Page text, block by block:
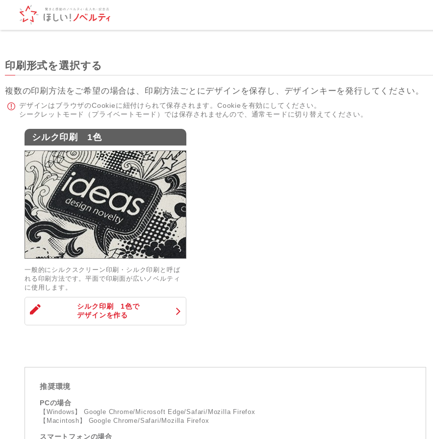
印刷形式を選択する
複数の印刷方法をご希望の場合は、印刷方法ごとにデザインを保存し、デザインキーを発行してください。
デザインはブラウザのCookieに紐付けられて保存されます。Cookieを有効にしてください。
シークレットモード（プライベートモード）では保存されませんので、通常モードに切り替えてください。
シルク印刷 1色
一般的にシルクスクリーン印刷・シルク印刷と呼ば
れる印刷方法です。平面で印刷面が広いノベルティ
に使用します。
シルク印刷 1色で
デザインを作る
推奨環境
PCの場合
【Windows】 Google Chrome/Microsoft Edge/Safari/Mozilla Firefox
【Macintosh】 Google Chrome/Safari/Mozilla Firefox
スマートフォンの場合